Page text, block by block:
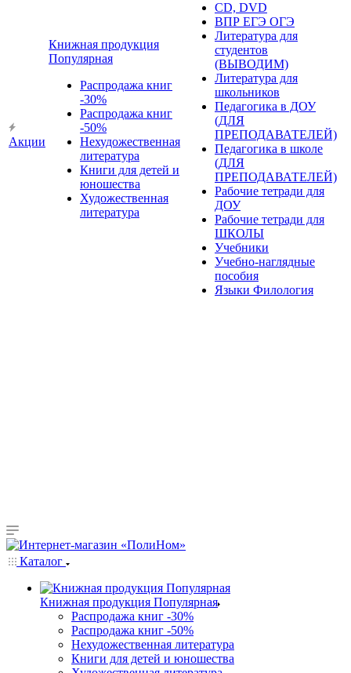
Акции
Книжная продукция
Популярная
Распродажа книг
-30%
Распродажа книг
-50%
Нехудожественная
литература
Книги для детей и
юношества
Художественная
литература
CD, DVD
ВПР ЕГЭ ОГЭ
Литература для
студентов
(ВЫВОДИМ)
Литература для
школьников
Педагогика в ДОУ
(ДЛЯ
ПРЕПОДАВАТЕЛЕЙ)
Педагогика в школе
(ДЛЯ
ПРЕПОДАВАТЕЛЕЙ)
Рабочие тетради для
ДОУ
Рабочие тетради для
ШКОЛЫ
Учебники
Учебно-наглядные
пособия
Языки Филология
Каталог
Книжная продукция Популярная
Распродажа книг -30%
Распродажа книг -50%
Нехудожественная литература
Книги для детей и юношества